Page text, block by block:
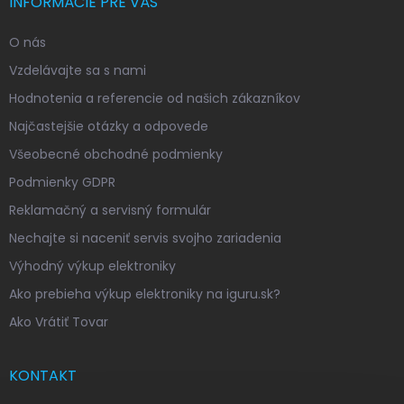
O nás
Vzdelávajte sa s nami
Hodnotenia a referencie od našich zákazníkov
Najčastejšie otázky a odpovede
Všeobecné obchodné podmienky
Podmienky GDPR
Reklamačný a servisný formulár
Nechajte si naceniť servis svojho zariadenia
Výhodný výkup elektroniky
Ako prebieha výkup elektroniky na iguru.sk?
Ako Vrátiť Tovar
KONTAKT